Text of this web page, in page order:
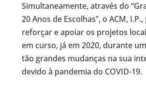
Simultaneamente, através do
20 Anos de Escolhas”, o ACM,
reforçar e apoiar os projetos
em curso, já em 2020, durante
tão grandes mudanças na sua
devido à pandemia do COVID-19.